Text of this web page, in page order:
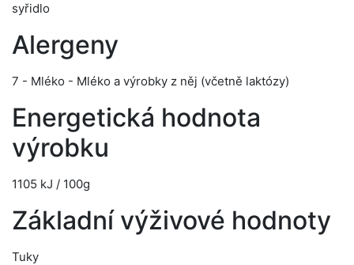
syřidlo
Alergeny
7 - Mléko - Mléko a výrobky z něj (včetně laktózy)
Energetická hodnota
výrobku
1105 kJ / 100g
Základní výživové hodnoty
Tuky